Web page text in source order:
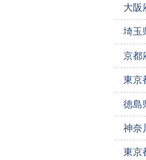
大阪
埼玉
京都
東京
徳島
神奈
東京